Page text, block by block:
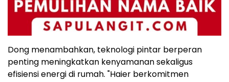
Dong menambahkan, teknologi pintar berperan
penting meningkatkan kenyamanan sekaligus
efisiensi energi di rumah. "Haier berkomitmen